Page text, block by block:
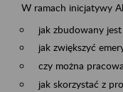
W ramach inicjatywy
jak zbudowany
jak zwiększyć
czy można
jak skorzystać z